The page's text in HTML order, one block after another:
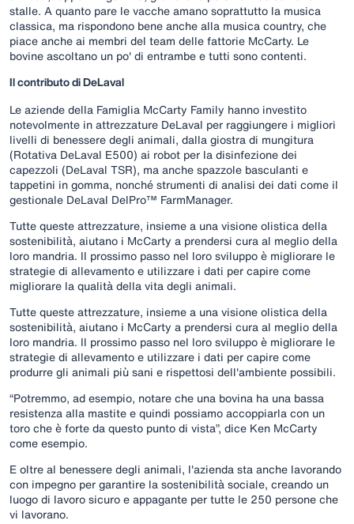
stalle. A quanto pare le vacche amano soprattutto la musica
classica, ma rispondono bene anche alla musica country, che
piace anche ai membri del team delle fattorie McCarty. Le
bovine ascoltano un po' di entrambe e tutti sono contenti.
Il contributo di DeLaval
Le aziende della Famiglia McCarty Family hanno investito
notevolmente in attrezzature DeLaval per raggiungere i migliori
livelli di benessere degli animali, dalla giostra di mungitura
(Rotativa DeLaval E500) ai robot per la disinfezione dei
capezzoli (DeLaval TSR), ma anche spazzole basculanti e
tappetini in gomma, nonché strumenti di analisi dei dati come il
gestionale DeLaval DelPro™ FarmManager.
Tutte queste attrezzature, insieme a una visione olistica della
sostenibilità, aiutano i McCarty a prendersi cura al meglio della
loro mandria. Il prossimo passo nel loro sviluppo è migliorare le
strategie di allevamento e utilizzare i dati per capire come
migliorare la qualità della vita degli animali.
Tutte queste attrezzature, insieme a una visione olistica della
sostenibilità, aiutano i McCarty a prendersi cura al meglio della
loro mandria. Il prossimo passo nel loro sviluppo è migliorare le
strategie di allevamento e utilizzare i dati per capire come
produrre gli animali più sani e rispettosi dell'ambiente possibili.
“Potremmo, ad esempio, notare che una bovina ha una bassa
resistenza alla mastite e quindi possiamo accoppiarla con un
toro che è forte da questo punto di vista”, dice Ken McCarty
come esempio.
E oltre al benessere degli animali, l'azienda sta anche lavorando
con impegno per garantire la sostenibilità sociale, creando un
luogo di lavoro sicuro e appagante per tutte le 250 persone che
vi lavorano.